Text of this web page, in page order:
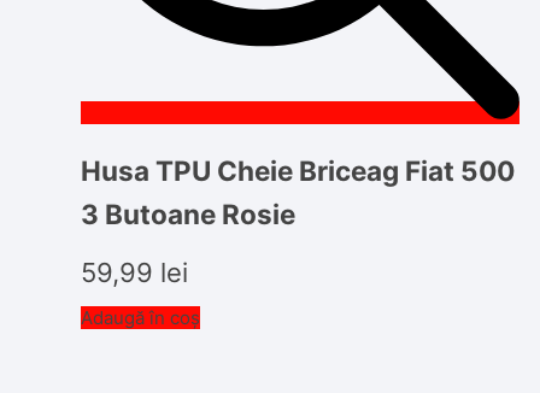
Husa TPU Cheie Briceag Fiat 500
3 Butoane Rosie
59,99 lei
Adaugă în coș